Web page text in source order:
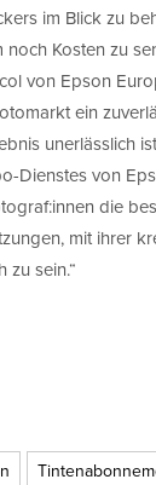
im Blick zu
noch Kosten zu
von Epson
ein
unerlässlich
Dienstes von
die
mit ihrer
zu sein.“